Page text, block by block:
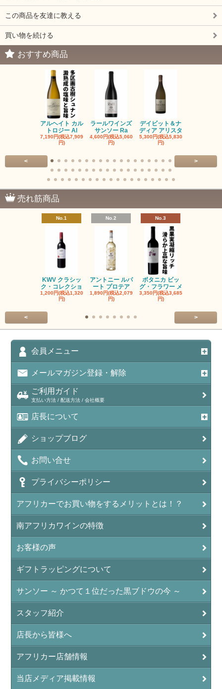
この商品を友達に教える
買い物を続ける
おすすめ商品
アルヘイト カル
トロジー Al
7,190円(税込7,909
円)
ラールワインズ
サンソー Ra
4,600円(税込5,060
円)
デイビット＆ナ
ディア アリスタ
5,300円(税込5,830
円)
< >
売れ筋商品
No.1
KWV クラシッ
ク・コレクショ
1,200円(税込1,320
円)
No.2
アントニー ルパ
ート プロテア
1,890円(税込2,079
円)
No.3
ボタニカ ビッ
グ・フラワー メ
3,350円(税込3,685
円)
< >
会員メニュー
メールマガジン登録・解除
ご利用ガイド
支払い方法 / 配送方法 / 会社概要
店長について
ショップブログ
お問い合せ
プライバシーポリシー
アフリカーでお買い物をするメリットとは！？
南アフリカワインの特徴
お客様の声
ギフトラッピングについて
サンソー ～ かつて１位だった黒ブドウの今 ～
スタッフ紹介
店長から皆様へ
アフリカー店舗情報
当店メディア掲載情報